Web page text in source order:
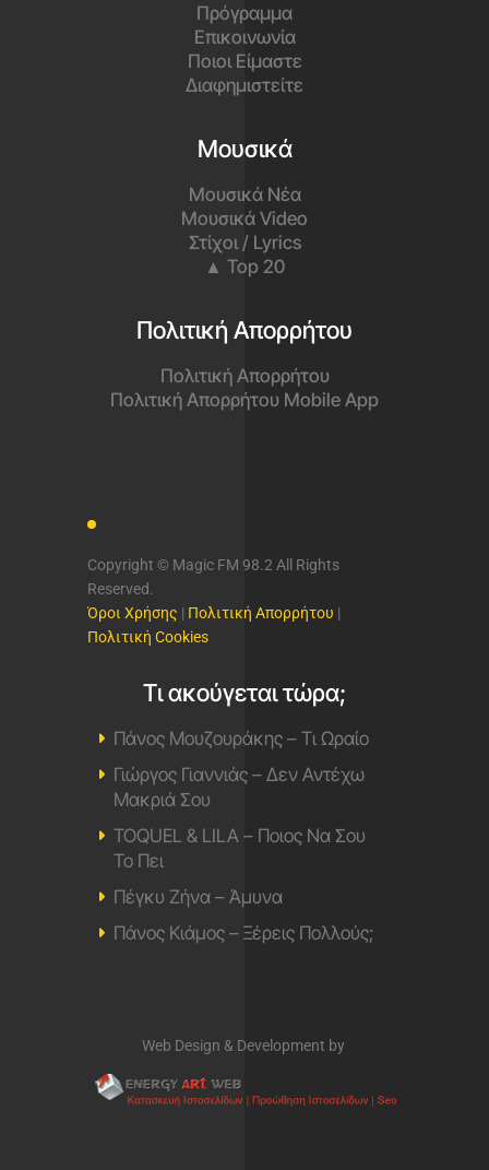
Πρόγραμμα
Επικοινωνία
Ποιοι Είμαστε
Διαφημιστείτε
Μουσικά
Μουσικά Νέα
Μουσικά Video
Στίχοι / Lyrics
▲ Top 20
Πολιτική Απορρήτου
Πολιτική Απορρήτου
Πολιτική Απορρήτου Mobile App
Copyright © Magic FM 98.2 All Rights
Reserved.
Όροι Χρήσης | Πολιτική Απορρήτου |
Πολιτική Cookies
Τι ακούγεται τώρα;
Πάνος Μουζουράκης – Τι Ωραίο
Γιώργος Γιαννιάς – Δεν Αντέχω
Μακριά Σου
TOQUEL & LILA – Ποιος Να Σου
Το Πει
Πέγκυ Ζήνα – Άμυνα
Πάνος Κιάμος – Ξέρεις Πολλούς;
Web Design & Development by